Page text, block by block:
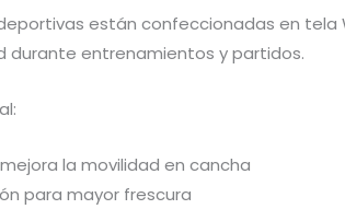
están confeccionadas en
durante entrenamientos y partidos.
la movilidad en cancha
para mayor frescura